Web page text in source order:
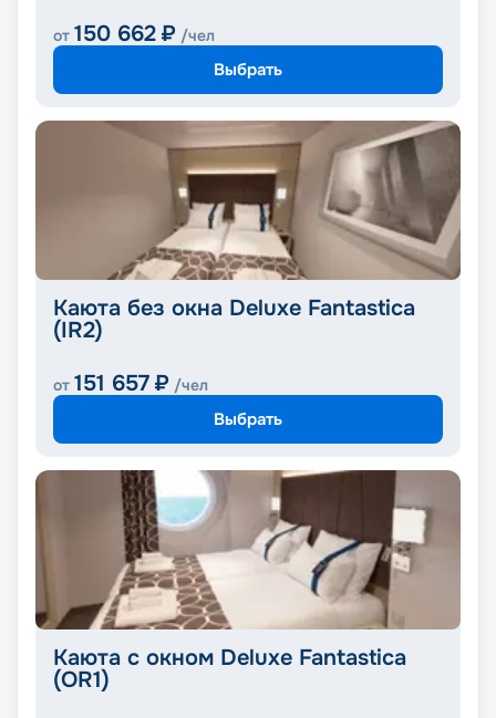
от 150 662 ₽ /чел
Выбрать
Каюта без окна Deluxe Fantastica
(IR2)
от 151 657 ₽ /чел
Выбрать
Каюта с окном Deluxe Fantastica
(OR1)